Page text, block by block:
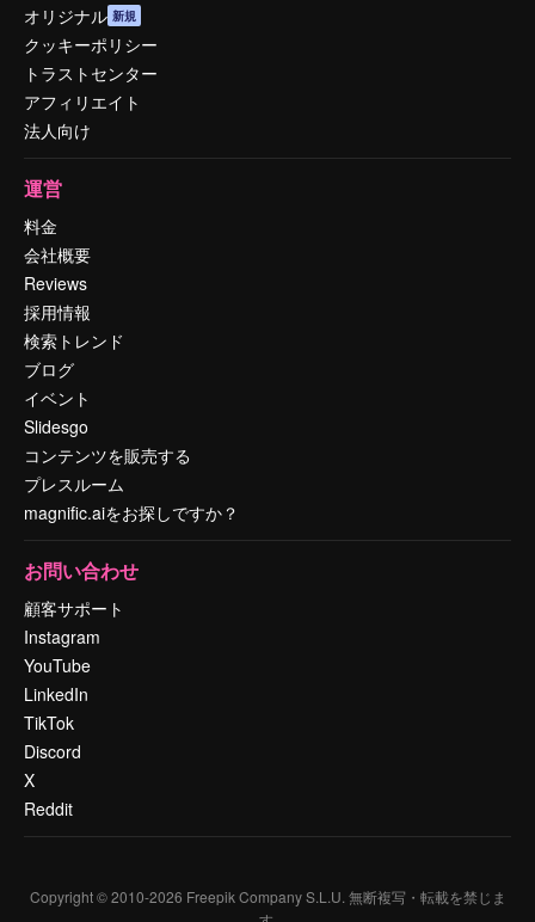
オリジナル 新規
クッキーポリシー
トラストセンター
アフィリエイト
法人向け
運営
料金
会社概要
Reviews
採用情報
検索トレンド
ブログ
イベント
Slidesgo
コンテンツを販売する
プレスルーム
magnific.aiをお探しですか？
お問い合わせ
顧客サポート
Instagram
YouTube
LinkedIn
TikTok
Discord
X
Reddit
Copyright © 2010-2026 Freepik Company S.L.U. 無断複写・転載を禁じま